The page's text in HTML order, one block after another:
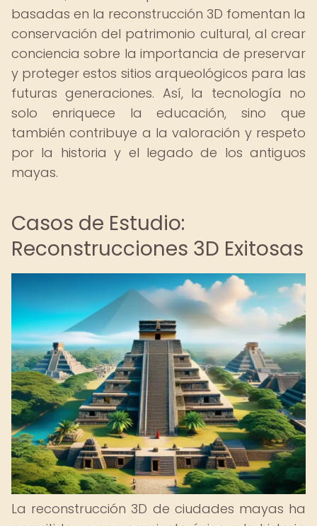
basadas en la reconstrucción 3D fomentan la
conservación del patrimonio cultural, al crear
conciencia sobre la importancia de preservar
y proteger estos sitios arqueológicos para las
futuras generaciones. Así, la tecnología no
solo enriquece la educación, sino que
también contribuye a la valoración y respeto
por la historia y el legado de los antiguos
mayas.
Casos de Estudio:
Reconstrucciones 3D Exitosas
La reconstrucción 3D de ciudades mayas ha